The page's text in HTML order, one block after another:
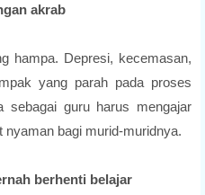
akrab
hampa. Depresi, kecemasan,
yang parah pada proses
sebagai guru harus mengajar
nyaman bagi murid-muridnya.
berhenti belajar